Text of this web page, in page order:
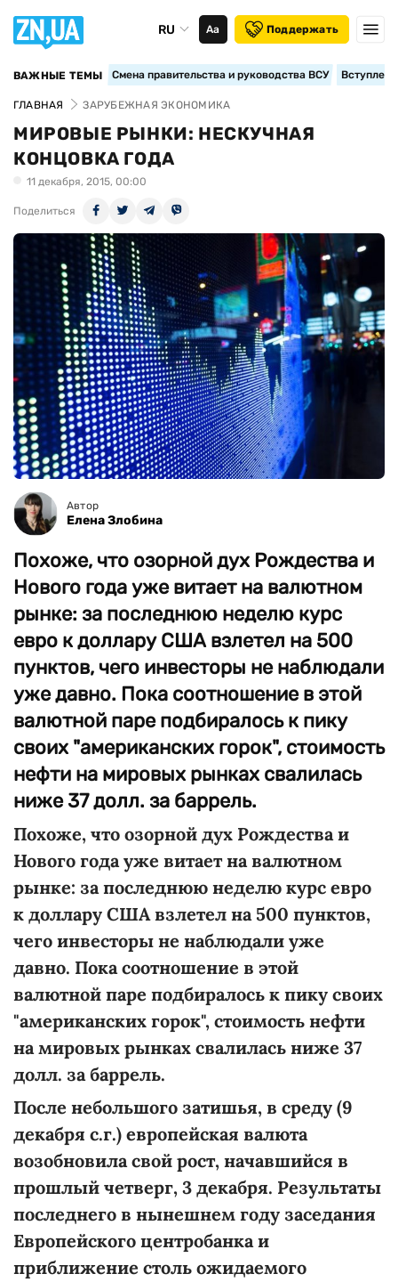
RU Аа Поддержать
ВАЖНЫЕ ТЕМЫ Смена правительства и руководства ВСУ
ГЛАВНАЯ ЗАРУБЕЖНАЯ ЭКОНОМИКА
МИРОВЫЕ РЫНКИ: НЕСКУЧНАЯ
КОНЦОВКА ГОДА
11 декабря, 2015, 00:00
Поделиться
Автор
Елена Злобина
Похоже, что озорной дух Рождества и
Нового года уже витает на валютном
рынке: за последнюю неделю курс
евро к доллару США взлетел на 500
пунктов, чего инвесторы не наблюдали
уже давно. Пока соотношение в этой
валютной паре подбиралось к пику
своих "американских горок", стоимость
нефти на мировых рынках свалилась
ниже 37 долл. за баррель.
Похоже, что озорной дух Рождества и
Нового года уже витает на валютном
рынке: за последнюю неделю курс евро
к доллару США взлетел на 500 пунктов,
чего инвесторы не наблюдали уже
давно. Пока соотношение в этой
валютной паре подбиралось к пику своих
"американских горок", стоимость нефти
на мировых рынках свалилась ниже 37
долл. за баррель.
После небольшого затишья, в среду (9
декабря с.г.) европейская валюта
возобновила свой рост, начавшийся в
прошлый четверг, 3 декабря. Результаты
последнего в нынешнем году заседания
Европейского центробанка и
приближение столь ожидаемого